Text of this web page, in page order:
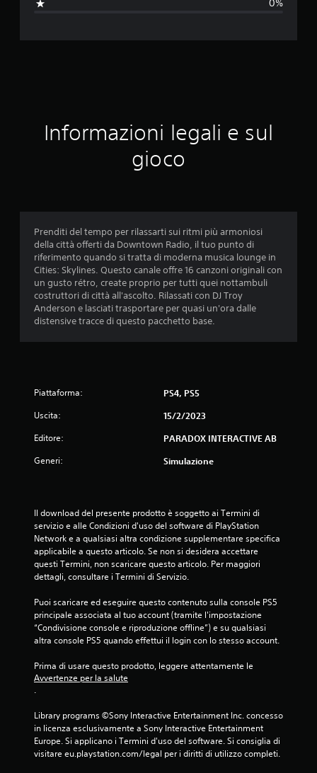
i
e
d
i
a
d
4
s
l
l
e
s
u
c
q
u
0%
Informazioni legali e sul
gioco
Prenditi del tempo per rilassarti sui ritmi più armoniosi
della città offerti da Downtown Radio, il tuo punto di
riferimento quando si tratta di moderna musica lounge in
Cities: Skylines. Questo canale offre 16 canzoni originali con
un gusto rétro, create proprio per tutti quei nottambuli
costruttori di città all'ascolto. Rilassati con DJ Troy
Anderson e lasciati trasportare per quasi un'ora dalle
distensive tracce di questo pacchetto base.
Piattaforma: PS4, PS5
Uscita: 15/2/2023
Editore: PARADOX INTERACTIVE AB
Generi: Simulazione
Il download del presente prodotto è soggetto ai Termini di
servizio e alle Condizioni d'uso del software di PlayStation
Network e a qualsiasi altra condizione supplementare specifica
applicabile a questo articolo. Se non si desidera accettare
questi Termini, non scaricare questo articolo. Per maggiori
dettagli, consultare i Termini di Servizio.
Puoi scaricare ed eseguire questo contenuto sulla console PS5
principale associata al tuo account (tramite l'impostazione
“Condivisione console e riproduzione offline”) e su qualsiasi
altra console PS5 quando effettui il login con lo stesso account.
Prima di usare questo prodotto, leggere attentamente le
Avvertenze per la salute
.
Library programs ©Sony Interactive Entertainment Inc. concesso
in licenza esclusivamente a Sony Interactive Entertainment
Europe. Si applicano i Termini d'uso del software. Si consiglia di
visitare eu.playstation.com/legal per i diritti di utilizzo completi.